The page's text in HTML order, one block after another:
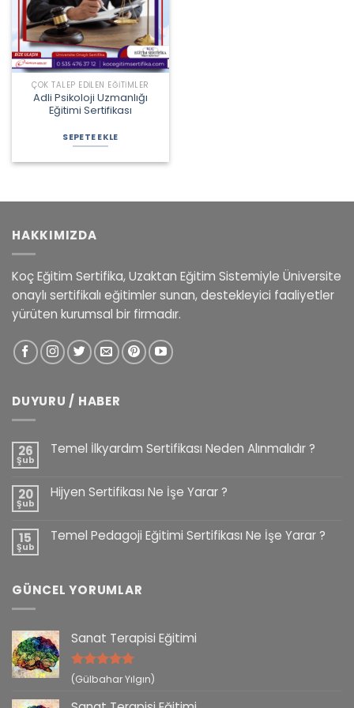
ÇOK TALEP EDILEN EĞITIMLER
Adli Psikoloji Uzmanlığı
Eğitimi Sertifikası
fiyat:
8.500,00 ₺.
andaki
fiyat:
4.500,00 ₺.
SEPETE EKLE
HAKKIMIZDA
Koç Eğitim Sertifika, Uzaktan Eğitim Sistemiyle Üniversite
onaylı sertifikalı eğitimler sunan, destekleyici faaliyetler
yürüten kurumsal bir firmadır.
DUYURU / HABER
26
Şub
Temel İlkyardım Sertifikası Neden Alınmalıdır ?
20
Şub
Hijyen Sertifikası Ne İşe Yarar ?
15
Şub
Temel Pedagoji Eğitimi Sertifikası Ne İşe Yarar ?
GÜNCEL YORUMLAR
Sanat Terapisi Eğitimi
5 üzerinden
(Gülbahar Yılgın)